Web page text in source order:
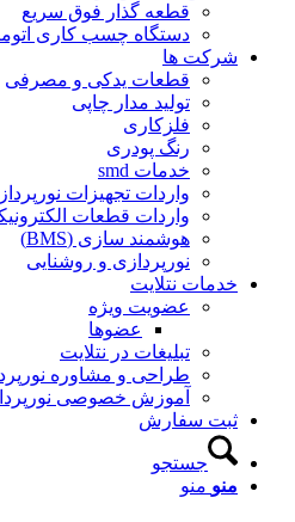
قطعه گذار فوق سریع
دستگاه چسب کاری
شرکت ها
قطعات یدکی و مصرفی
تولید مدار چاپی
فلزکاری
رنگ پودری
خدمات smd
واردات تجهیزات
واردات قطعات
هوشمند سازی (BMS)
نورپردازی و روشنایی
خدمات نتلایت
عضویت ویژه
عضوها
تبلیغات در نتلایت
طراحی و مشاوره
آموزش خصوصی
ثبت سفارش
جستجو
منو منو